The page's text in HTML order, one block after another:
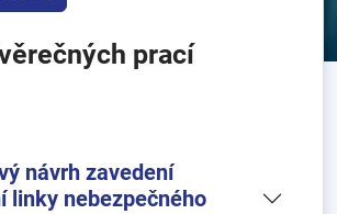
prací
návrh zavedení
linky nebezpečného